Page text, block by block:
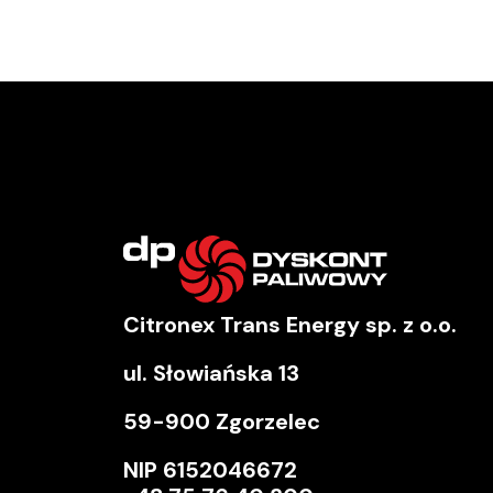
Citronex Trans Energy sp. z o.o.
ul. Słowiańska 13
59-900 Zgorzelec
NIP 6152046672